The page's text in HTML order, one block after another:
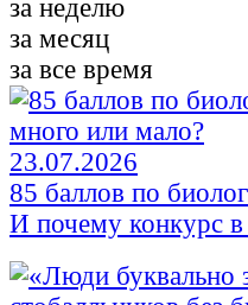
за неделю
за месяц
за все время
23.07.2026
85 баллов по
И почему конкурс